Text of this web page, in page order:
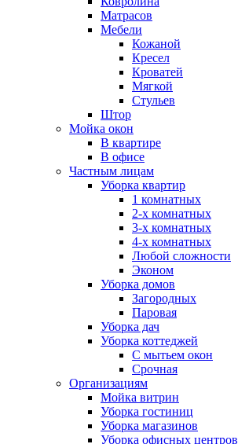
Матрасов
Мебели
Кожаной
Кресел
Кроватей
Мягкой
Стульев
Штор
Мойка окон
В квартире
В офисе
Частным лицам
Уборка квартир
1 комнатных
2-х комнатных
3-х комнатных
4-х комнатных
Любой сложности
Эконом
Уборка домов
Загородных
Паровая
Уборка дач
Уборка коттеджей
С мытьем окон
Срочная
Организациям
Мойка витрин
Уборка гостиниц
Уборка магазинов
Уборка офисных центров